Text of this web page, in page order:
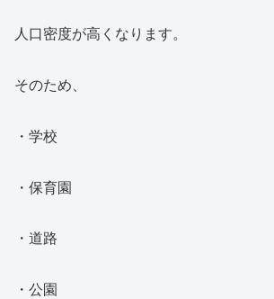
人口密度が高くなります。
そのため、
・学校
・保育園
・道路
・公園